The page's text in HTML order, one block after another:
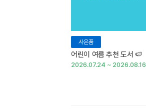
사은품
어린이 여름 추천 도서 🍉
2026.07.24 ~ 2026.08.16